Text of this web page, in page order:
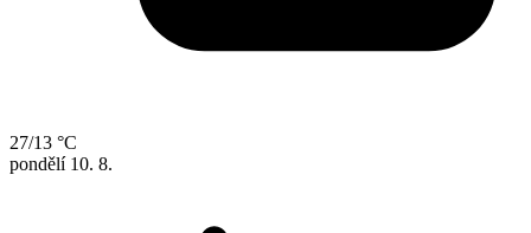
27/13 °C
pondělí 10. 8.